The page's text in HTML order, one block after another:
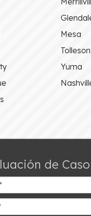
Mesa
Tolleson
Yuma
de